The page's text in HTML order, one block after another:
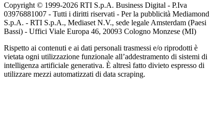
Copyright © 1999-2026 RTI S.p.A. Business Digital - P.Iva
03976881007 - Tutti i diritti riservati - Per la pubblicità Mediamond
S.p.A. - RTI S.p.A., Mediaset N.V., sede legale Amsterdam (Paesi
Bassi) - Uffici Viale Europa 46, 20093 Cologno Monzese (MI)
Rispetto ai contenuti e ai dati personali trasmessi e/o riprodotti è
vietata ogni utilizzazione funzionale all’addestramento di sistemi di
intelligenza artificiale generativa. È altresì fatto divieto espresso di
utilizzare mezzi automatizzati di data scraping.